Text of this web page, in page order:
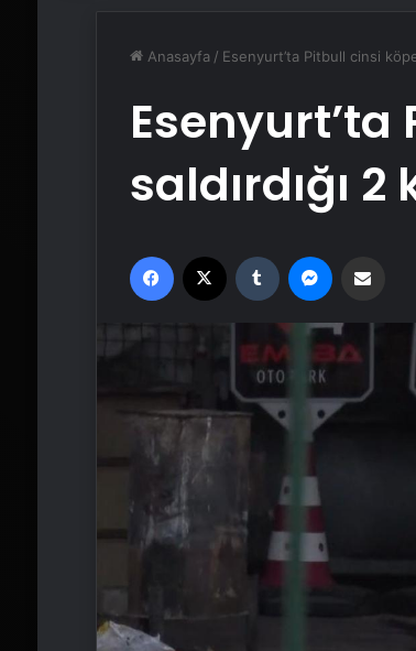
Anasayfa / Esenyurt’ta Pitbull cinsi
saldırdığı
Facebook Tumblr